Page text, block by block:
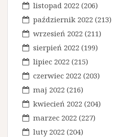
listopad 2022 (206)
październik 2022 (213)
wrzesień 2022 (211)
sierpień 2022 (199)
lipiec 2022 (215)
czerwiec 2022 (203)
maj 2022 (216)
kwiecień 2022 (204)
marzec 2022 (227)
luty 2022 (204)